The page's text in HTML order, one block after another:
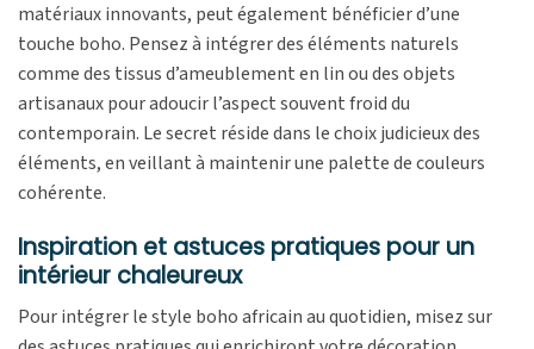
matériaux innovants, peut également bénéficier d’une
touche boho. Pensez à intégrer des éléments naturels
comme des tissus d’ameublement en lin ou des objets
artisanaux pour adoucir l’aspect souvent froid du
contemporain. Le secret réside dans le choix judicieux des
éléments, en veillant à maintenir une palette de couleurs
cohérente.
Inspiration et astuces pratiques pour un
intérieur chaleureux
Pour intégrer le style boho africain au quotidien, misez sur